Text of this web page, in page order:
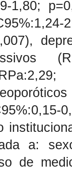
1,80;
2,29;
0,15-
a:
de